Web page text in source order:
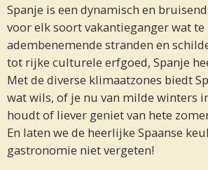
Spanje is een dynamisch en
voor elk soort vakantieganger wat te
adembenemende stranden en
tot rijke culturele erfgoed, Spanje
Met de diverse klimaatzones biedt
wat wils, of je nu van milde winters
houdt of liever geniet van hete
En laten we de heerlijke Spaanse
gastronomie niet vergeten!